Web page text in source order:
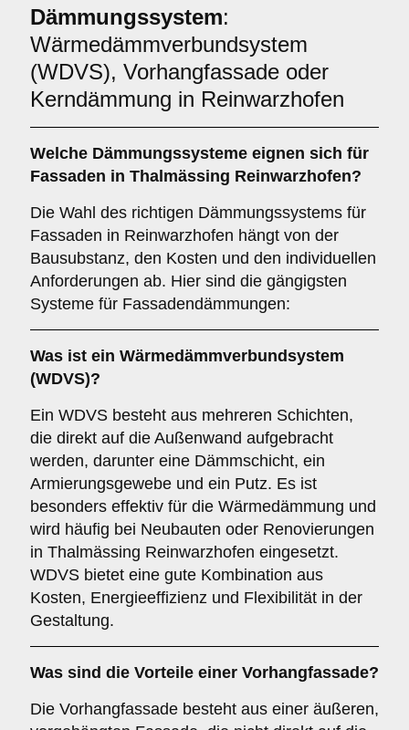
Dämmungssystem:
Wärmedämmverbundsystem
(WDVS), Vorhangfassade oder
Kerndämmung in Reinwarzhofen
Welche Dämmungssysteme eignen sich für
Fassaden in Thalmässing Reinwarzhofen?
Die Wahl des richtigen Dämmungssystems für
Fassaden in Reinwarzhofen hängt von der
Bausubstanz, den Kosten und den individuellen
Anforderungen ab. Hier sind die gängigsten
Systeme für Fassadendämmungen:
Was ist ein Wärmedämmverbundsystem
(WDVS)?
Ein WDVS besteht aus mehreren Schichten,
die direkt auf die Außenwand aufgebracht
werden, darunter eine Dämmschicht, ein
Armierungsgewebe und ein Putz. Es ist
besonders effektiv für die Wärmedämmung und
wird häufig bei Neubauten oder Renovierungen
in Thalmässing Reinwarzhofen eingesetzt.
WDVS bietet eine gute Kombination aus
Kosten, Energieeffizienz und Flexibilität in der
Gestaltung.
Was sind die Vorteile einer Vorhangfassade?
Die Vorhangfassade besteht aus einer äußeren,